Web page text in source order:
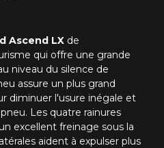
Ascend LXde
qui offre une grande
niveau du silence de
assure un plus grand
diminuer l'usure inégale et
Les quatre rainures
excellent freinage sous la
aident à expulser plus